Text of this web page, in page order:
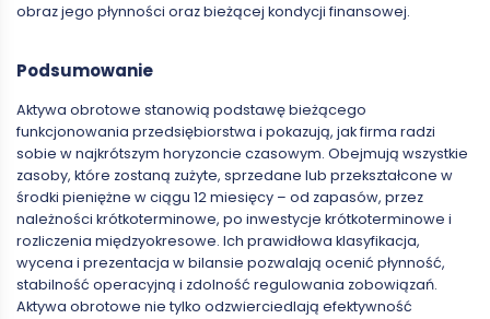
obraz jego płynności oraz bieżącej kondycji finansowej.
Podsumowanie
Aktywa obrotowe stanowią podstawę bieżącego
funkcjonowania przedsiębiorstwa i pokazują, jak firma radzi
sobie w najkrótszym horyzoncie czasowym. Obejmują wszystkie
zasoby, które zostaną zużyte, sprzedane lub przekształcone w
środki pieniężne w ciągu 12 miesięcy – od zapasów, przez
należności krótkoterminowe, po inwestycje krótkoterminowe i
rozliczenia międzyokresowe. Ich prawidłowa klasyfikacja,
wycena i prezentacja w bilansie pozwalają ocenić płynność,
stabilność operacyjną i zdolność regulowania zobowiązań.
Aktywa obrotowe nie tylko odzwierciedlają efektywność